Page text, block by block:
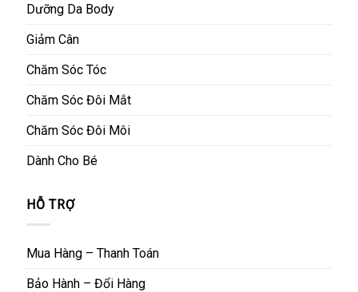
Dưỡng Da Body
Giảm Cân
Chăm Sóc Tóc
Chăm Sóc Đôi Mắt
Chăm Sóc Đôi Môi
Dành Cho Bé
HỖ TRỢ
Mua Hàng – Thanh Toán
Bảo Hành – Đổi Hàng